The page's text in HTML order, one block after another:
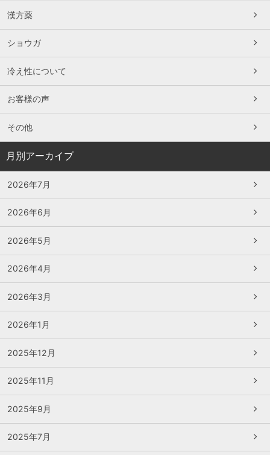
漢方薬
ショウガ
冷え性について
お客様の声
その他
月別アーカイブ
2026年7月
2026年6月
2026年5月
2026年4月
2026年3月
2026年1月
2025年12月
2025年11月
2025年9月
2025年7月